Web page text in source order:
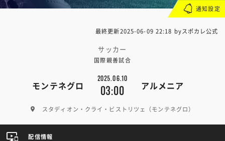
最終更新2025-06-09 22:18 byスポカレ公式
サッカー
国際親善試合
モンテネグロ
2025.06.10
03:00 アルメニア
スタディオン・クライ・ビストリツェ（モンテネグロ）
通知設定
配信情報